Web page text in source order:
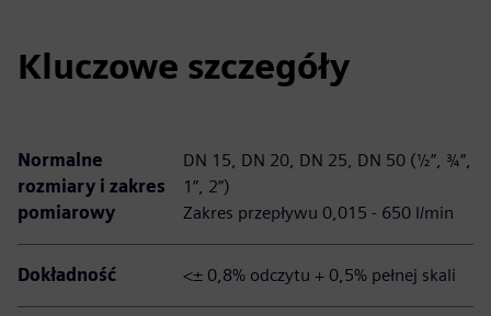
Kluczowe szczegóły
Normalne
rozmiary i zakres
pomiarowy
DN 15, DN 20, DN 25, DN 50 (½”, ¾”,
1”, 2”)
Zakres przepływu 0,015 - 650 l/min
Dokładność <± 0,8% odczytu + 0,5% pełnej skali